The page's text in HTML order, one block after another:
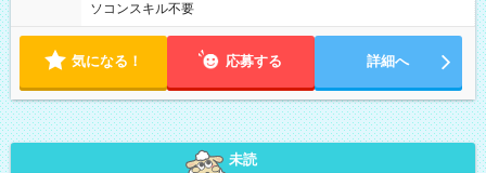
ソコンスキル不要
気になる！ 応募する 詳細へ
未読